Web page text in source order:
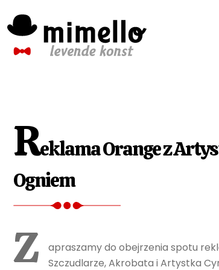
to
content
Reklama Orange z
Ogniem
Z
apraszamy do obejrzenia spotu
Szczudlarze, Akrobata i Artystka